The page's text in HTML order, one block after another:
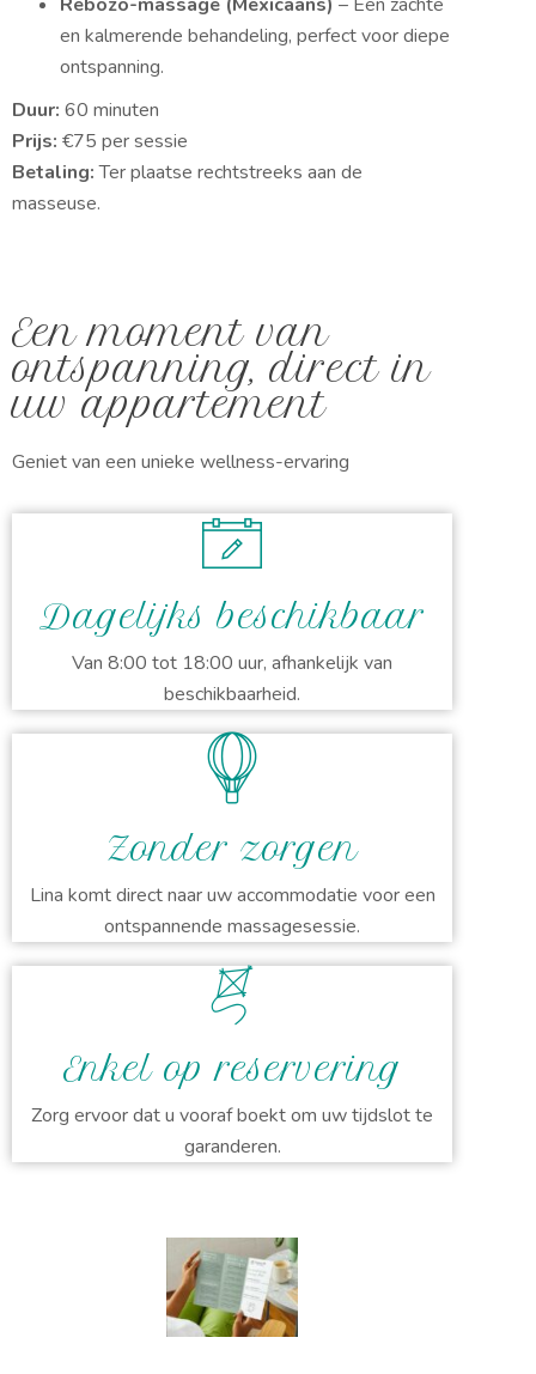
Rebozo-massage (Mexicaans) – Een zachte
en kalmerende behandeling, perfect voor diepe
ontspanning.
Duur: 60 minuten
Prijs: €75 per sessie
Betaling:Ter plaatse rechtstreeks aan de
masseuse.
Een moment van
ontspanning, direct in
uw appartement
Geniet van een unieke wellness-ervaring
Dagelijks beschikbaar
Van 8:00 tot 18:00 uur, afhankelijk van
beschikbaarheid.
Zonder zorgen
Lina komt direct naar uw accommodatie voor een
ontspannende massagesessie.
Enkel op reservering
Zorg ervoor dat u vooraf boekt om uw tijdslot te
garanderen.